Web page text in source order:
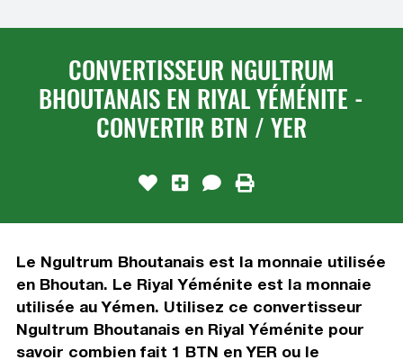
CONVERTISSEUR NGULTRUM
BHOUTANAIS EN RIYAL YÉMÉNITE -
CONVERTIR BTN / YER
Le Ngultrum Bhoutanais est la monnaie utilisée
en Bhoutan. Le Riyal Yéménite est la monnaie
utilisée au Yémen. Utilisez ce convertisseur
Ngultrum Bhoutanais en Riyal Yéménite pour
savoir combien fait 1 BTN en YER ou le